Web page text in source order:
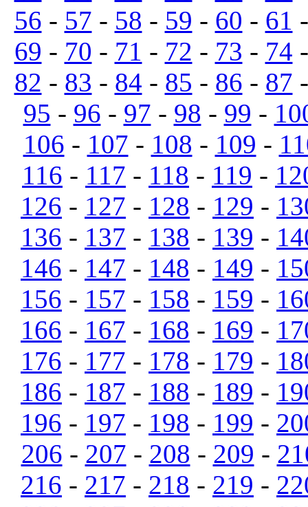
56 - 57 - 58 - 59 - 60 - 61
69 - 70 - 71 - 72 - 73 - 74
82 - 83 - 84 - 85 - 86 - 87
95 - 96 - 97 - 98 - 99 -
106 - 107 - 108 - 109 -
116 - 117 - 118 - 119 -
126 - 127 - 128 - 129 -
136 - 137 - 138 - 139 -
146 - 147 - 148 - 149 -
156 - 157 - 158 - 159 -
166 - 167 - 168 - 169 -
176 - 177 - 178 - 179 -
186 - 187 - 188 - 189 -
196 - 197 - 198 - 199 -
206 - 207 - 208 - 209 -
216 - 217 - 218 - 219 -